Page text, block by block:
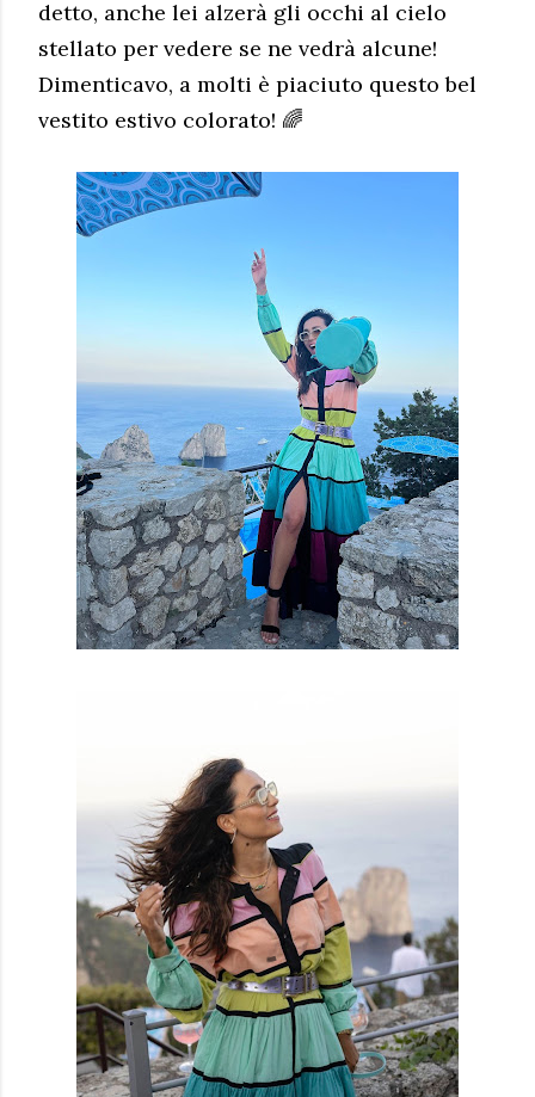
detto, anche lei alzerà gli occhi al cielo
stellato per vedere se ne vedrà alcune!
Dimenticavo, a molti è piaciuto questo bel
vestito estivo colorato! 🌈